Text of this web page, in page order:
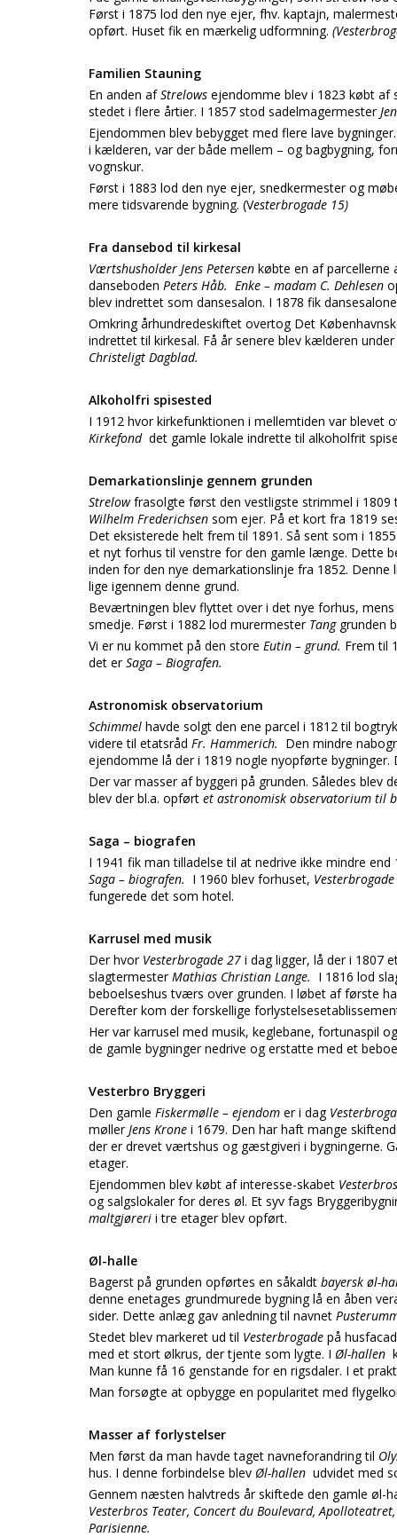
Først i 1875 lod den nye ejer, fhv. kaptajn,
opført. Huset fik en mærkelig udformning.
Familien Stauning
En anden afStrelows ejendomme blev i 1823 købt af
stedet i flere årtier. I 1857 stod sadelmagermester
Ejendommen blev bebygget med flere lave
i kælderen, var der både mellem – og bagbygning,
vognskur.
Først i 1883 lod den nye ejer, snedkermester og
mere tidsvarende bygning. (Vesterbrogade 15)
Fra dansebod til kirkesal
Værtshusholder Jens Petersen købte en af parcellerne
danseboden Peters Håb. Enke – madam C. Dehlesen
blev indrettet som dansesalon. I 1878 fik
Omkring århundredeskiftet overtog Det
indrettet til kirkesal. Få år senere blev kælderen
Christeligt Dagblad.
Alkoholfri spisested
I 1912 hvor kirkefunktionen i mellemtiden var blevet
Kirkefond det gamle lokale indrette til alkoholfrit
Demarkationslinje gennem grunden
Strelowfrasolgte først den vestligste strimmel i
Wilhelm Frederichsen som ejer. På et kort fra 1819
Det eksisterede helt frem til 1891. Så sent som i
et nyt forhus til venstre for den gamle længe. Dette
inden for den nye demarkationslinje fra 1852.
lige igennem denne grund.
Beværtningen blev flyttet over i det nye forhus,
smedje. Først i 1882 lod murermester Tang grunden
Vi er nu kommet på den store Eutin – grund. Frem til
det erSaga – Biografen.
Astronomisk observatorium
Schimmel havde solgt den ene parcel i 1812 til
videre til etatsråd Fr. Hammerich. Den mindre
ejendomme lå der i 1819 nogle nyopførte bygninger.
Der var masser af byggeri på grunden. Således blev
blev der bl.a. opført et astronomisk observatorium til
Saga – biografen
I 1941 fik man tilladelse til at nedrive ikke mindre
Saga – biografen. I 1960 blev forhuset,
fungerede det som hotel.
Karrusel med musik
Der hvor Vesterbrogade 27 i dag ligger, lå der i 1807
slagtermesterMathias Christian Lange. I 1816 lod
beboelseshus tværs over grunden. I løbet af første
Derefter kom der forskellige
Her var karrusel med musik, keglebane, fortunaspil
de gamle bygninger nedrive og erstatte med et
Vesterbro Bryggeri
Den gamle Fiskermølle – ejendom er i dag
møllerJens Krone i 1679. Den har haft mange
der er drevet værtshus og gæstgiveri i bygningerne.
etager.
Ejendommen blev købt af interesse-skabet
og salgslokaler for deres øl. Et syv fags
maltgjøreri i tre etager blev opført.
Øl-halle
Bagerst på grunden opførtes en såkaldt bayersk øl-
denne enetages grundmurede bygning lå en åben
sider. Dette anlæg gav anledning til navnet
Stedet blev markeret ud til Vesterbrogade på
med et stort ølkrus, der tjente som lygte. I Øl-hallen
Man kunne få 16 genstande for en rigsdaler. I et
Man forsøgte at opbygge en popularitet med
Masser af forlystelser
Men først da man havde taget navneforandring til
hus. I denne forbindelse blev Øl-hallen udvidet med
Gennem næsten halvtreds år skiftede den gamle øl-
Vesterbros Teater, Concert du Boulevard, Apolloteatret,
Parisienne.